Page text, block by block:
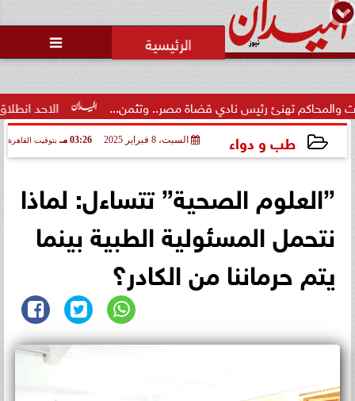

الاحد انطلاق تهنئ رئيس نادي قضاة مصر.. وتثمن...
طب و دواء السبت، 8 فبراير 2025 03:26 مـ بتوقيت القاهرة
”العلوم الصحية” تتساءل: لماذا
نتحمل المسئولية الطبية بينما
يتم حرماننا من الكادر؟